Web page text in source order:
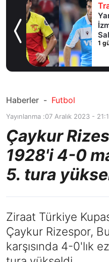
1
Haberler - Futbol
Yayınlanma :07 Aralık 2023 -
Çaykur
1928'i 4-0
5. tura
Ziraat Türkiye
Çaykur Rizespor,
karşısında 4-0'lık